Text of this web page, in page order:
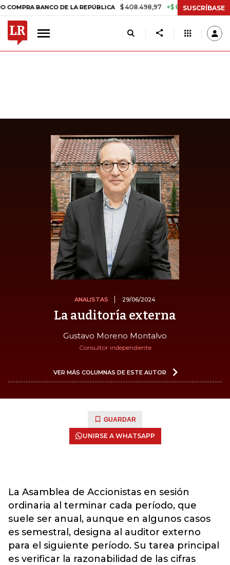
BANCO DE LA REPÚBLICA $ 408.498,97 +$ 8.753,81 +2,19%
SUSCRÍBASE
ANALISTAS 29/06/2024
La auditoría externa
Gustavo Moreno Montalvo
Consultor independiente
VER MÁS COLUMNAS DE ESTE AUTOR
GUARDAR
UNIRSE A WHATSAPP
La Asamblea de Accionistas en sesión
ordinaria al terminar cada período, que
suele ser anual, aunque en algunos casos
es semestral, designa al auditor externo
para el siguiente período. Su tarea principal
es verificar la razonabilidad de las cifras